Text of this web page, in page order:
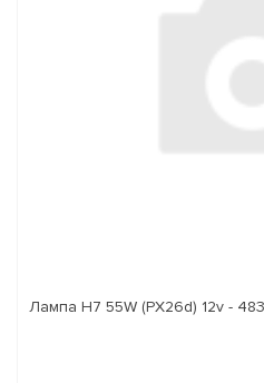
Лампа H7 55W (PX26d) 12v -